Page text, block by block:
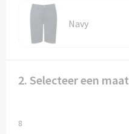
Waterbestendige tassen
Navy
2. Selecteer een maat
8